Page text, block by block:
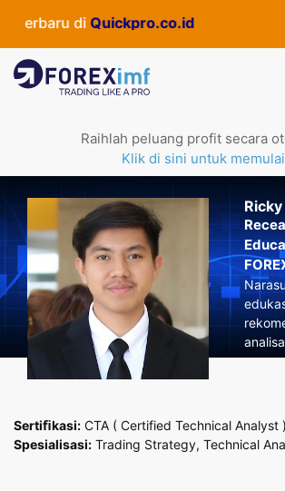
terbaru diQuickpro.co.id
Raihlah peluang profit secara
Klik di sini untuk memulai
Sertiﬁkasi: CTA ( Certified Technical Analyst )
Spesialisasi: Trading Strategy, Technical